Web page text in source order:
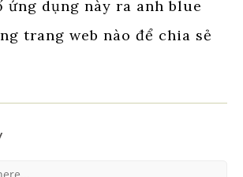
ứng dụng này ra anh blue
trang web nào để chia sẻ